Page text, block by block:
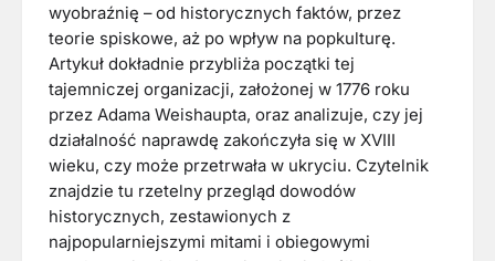
wyobraźnię – od historycznych faktów, przez
teorie spiskowe, aż po wpływ na popkulturę.
Artykuł dokładnie przybliża początki tej
tajemniczej organizacji, założonej w 1776 roku
przez Adama Weishaupta, oraz analizuje, czy jej
działalność naprawdę zakończyła się w XVIII
wieku, czy może przetrwała w ukryciu. Czytelnik
znajdzie tu rzetelny przegląd dowodów
historycznych, zestawionych z
najpopularniejszymi mitami i obiegowymi